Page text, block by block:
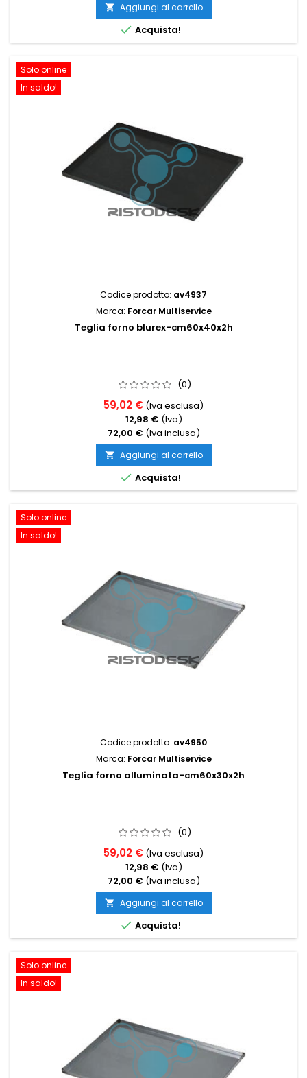
 Aggiungi al carrello
 Acquista!
Solo online
In saldo!
Codice prodotto: av4937
Marca: Forcar Multiservice
Teglia forno blurex-cm60x40x2h
(0)
59,02 € (Iva esclusa)
12,98 € (Iva)
72,00 € (Iva inclusa)
 Aggiungi al carrello
 Acquista!
Solo online
In saldo!
Codice prodotto: av4950
Marca: Forcar Multiservice
Teglia forno alluminata-cm60x30x2h
(0)
59,02 € (Iva esclusa)
12,98 € (Iva)
72,00 € (Iva inclusa)
 Aggiungi al carrello
 Acquista!
Solo online
In saldo!